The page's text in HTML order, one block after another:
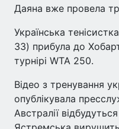
Даяна вже провела
Українська
33) прибула до
турнірі WTA 250.
Відео з тренування
опублікувала
Австралії